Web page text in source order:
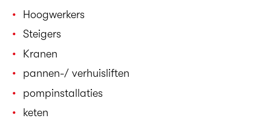
Hoogwerkers
Steigers
Kranen
pannen-/ verhuisliften
pompinstallaties
keten